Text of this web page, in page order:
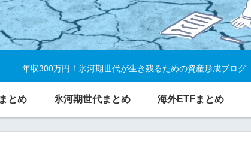
年収300万円！氷河期世代が生き残るための資産形成ブログ
とめ 氷河期世代まとめ 海外ETFまとめ